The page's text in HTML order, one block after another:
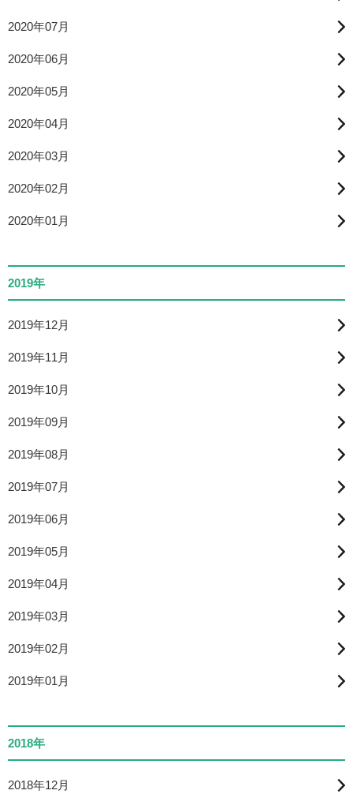
2020年07月
2020年06月
2020年05月
2020年04月
2020年03月
2020年02月
2020年01月
2019年
2019年12月
2019年11月
2019年10月
2019年09月
2019年08月
2019年07月
2019年06月
2019年05月
2019年04月
2019年03月
2019年02月
2019年01月
2018年
2018年12月